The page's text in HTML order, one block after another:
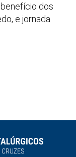
dos
e jornada